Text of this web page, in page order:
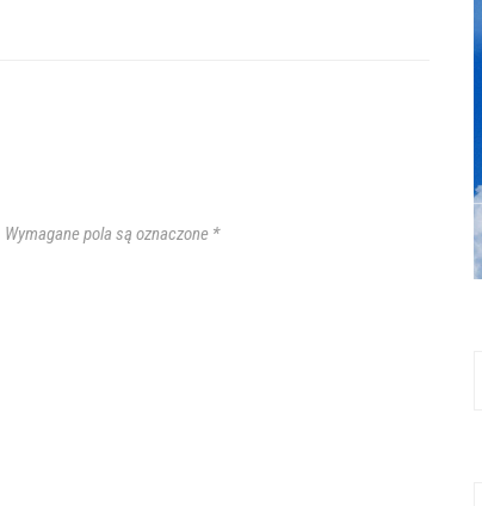
Wymagane pola są oznaczone *